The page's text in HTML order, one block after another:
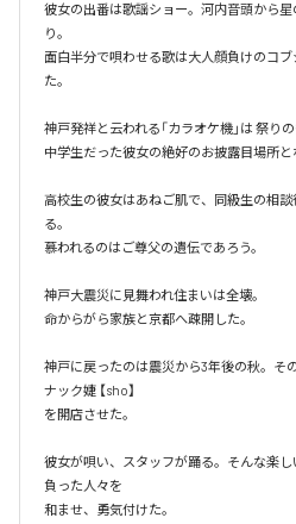
彼女の出番は歌謡ショー。河内音頭から
り。
面白半分で唄わせる歌は大人顔負けのコ
た。
神戸発祥と云われる「カラオケ機｣は 祭り
中学生だった彼女の絶好のお披露目場所と
高校生の彼女はあねご肌で、同級生の相
る。
慕われるのはご尊父の遺伝であろう。
神戸大震災に見舞われ住まいは全壊。
命からがら家族と京都へ疎開した。
神戸に戻ったのは震災から3年後の秋。そ
ナック婕 【sho】
を開店させた。
彼女が唄い、スタッフが踊る。そんな楽
負った人々を
和ませ、勇気付けた。